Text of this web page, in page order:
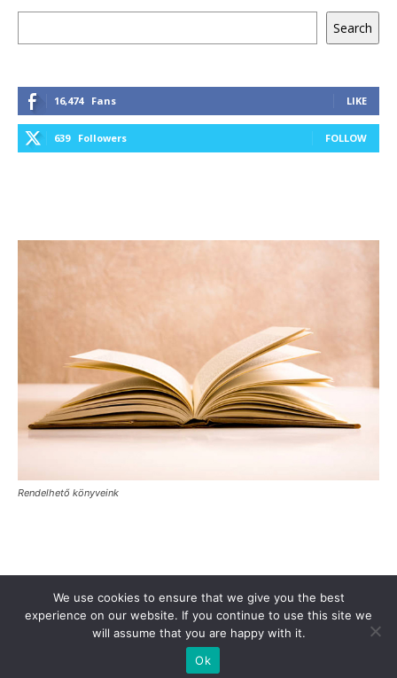
Search
16,474 Fans LIKE
639 Followers FOLLOW
Rendelhető könyveink
Támogasd a Türkinfót! Kiadványaink
Médiaajánlat
Impresszum
Adatkezelési Tájékoztató ÁSZF
Alapítvány
Rólunk
Kapcsolat
© Turkinfo.hu 2020
We use cookies to ensure that we give you the best
experience on our website. If you continue to use this site we
will assume that you are happy with it.
Ok